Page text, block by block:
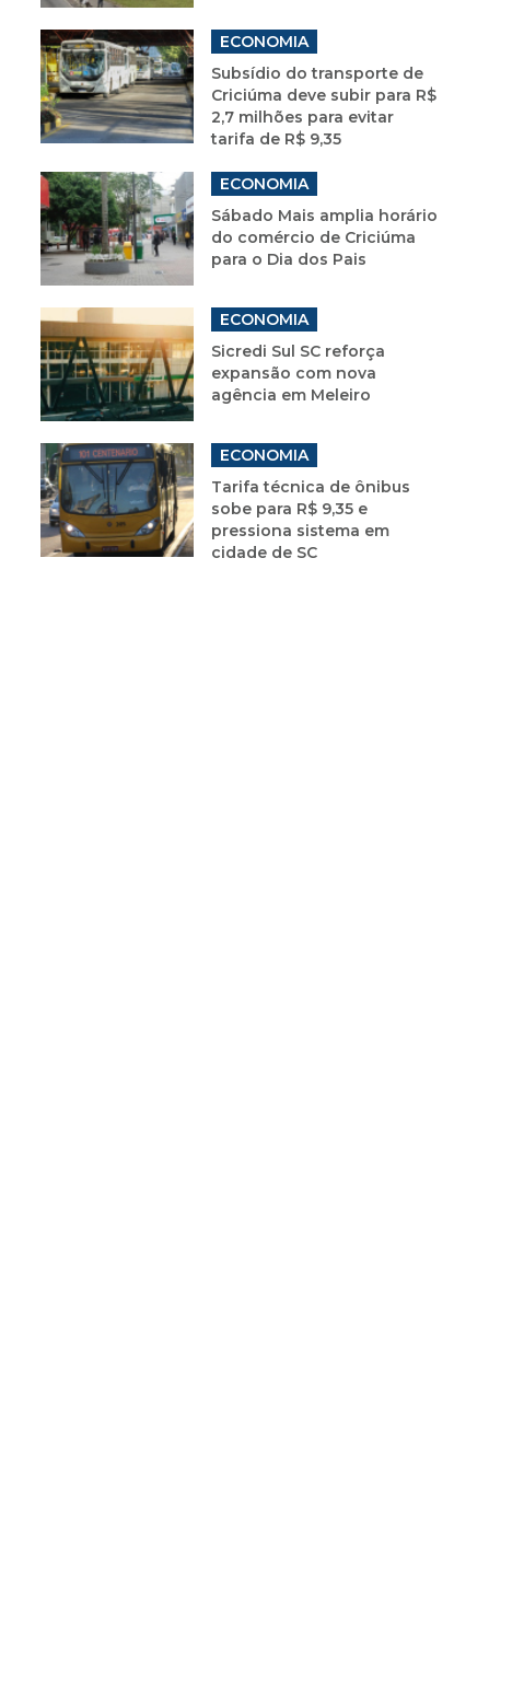
ECONOMIA
Subsídio do transporte de
Criciúma deve subir para R$
2,7 milhões para evitar
tarifa de R$ 9,35
ECONOMIA
Sábado Mais amplia horário
do comércio de Criciúma
para o Dia dos Pais
ECONOMIA
Sicredi Sul SC reforça
expansão com nova
agência em Meleiro
ECONOMIA
Tarifa técnica de ônibus
sobe para R$ 9,35 e
pressiona sistema em
cidade de SC